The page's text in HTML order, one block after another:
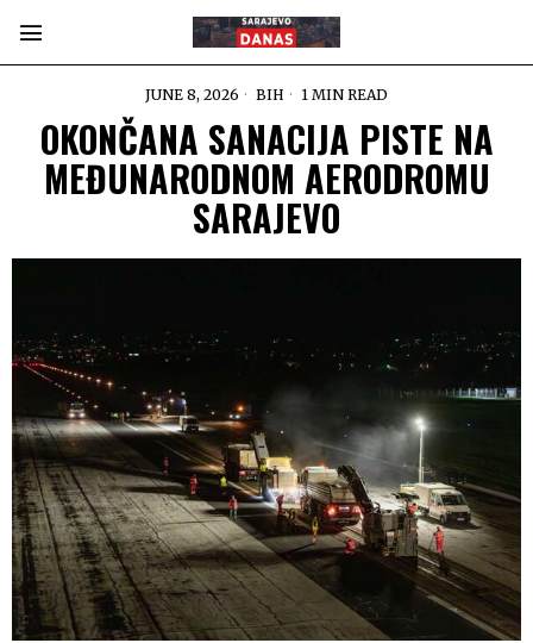
JUNE 8, 2026 BIH 1 MIN READ
OKONČANA SANACIJA PISTE NA
MEĐUNARODNOM AERODROMU
SARAJEVO